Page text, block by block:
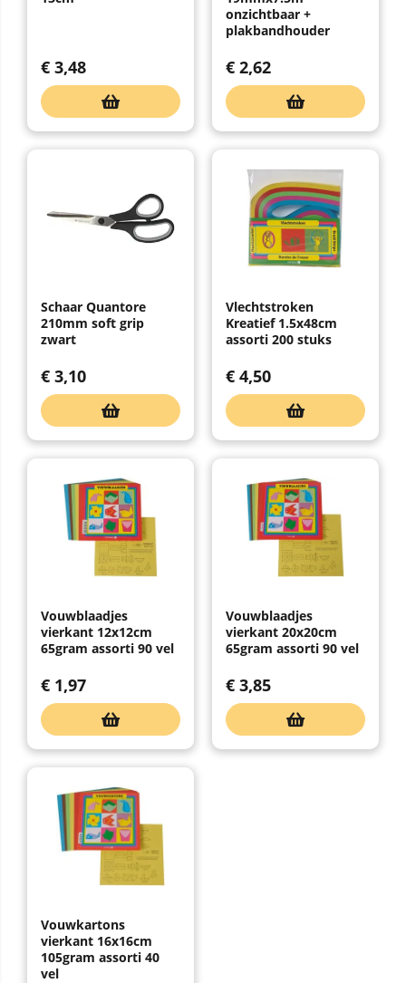
€ 3,48
onzichtbaar +
plakbandhouder
€ 2,62
Schaar Quantore
210mm soft grip
zwart
€ 3,10
Vlechtstroken
Kreatief 1.5x48cm
assorti 200 stuks
€ 4,50
Vouwblaadjes
vierkant 12x12cm
65gram assorti 90 vel
€ 1,97
Vouwblaadjes
vierkant 20x20cm
65gram assorti 90 vel
€ 3,85
Vouwkartons
vierkant 16x16cm
105gram assorti 40
vel